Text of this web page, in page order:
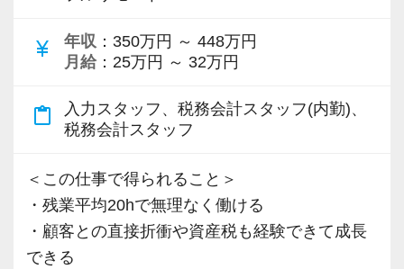
Q. 当事務所を選んだ理由は？
A. 幅広い業務を経験できる点に魅力を感じ、入
所を決めました。
A. さまざまな業務を任せてもらえるので、以前
より成長スピードが上がったと感じています。
Q. 職場の雰囲気は？
currency_yen 年収 ：350万円 ～ 448万円
月給 ：25万円 ～ 32万円
content_paste
入力スタッフ、税務会計スタッフ(内勤)、
税務会計スタッフ
＜この仕事で得られること＞
・残業平均20hで無理なく働ける
・顧客との直接折衝や資産税も経験できて成長
できる